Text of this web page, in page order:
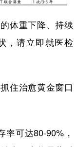
体重下降、持续
，请立即就医检
住治愈黄金窗口
可达80-90%，